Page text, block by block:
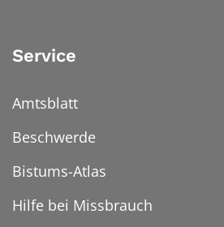
Service
Amtsblatt
Beschwerde
Bistums-Atlas
Hilfe bei Missbrauch